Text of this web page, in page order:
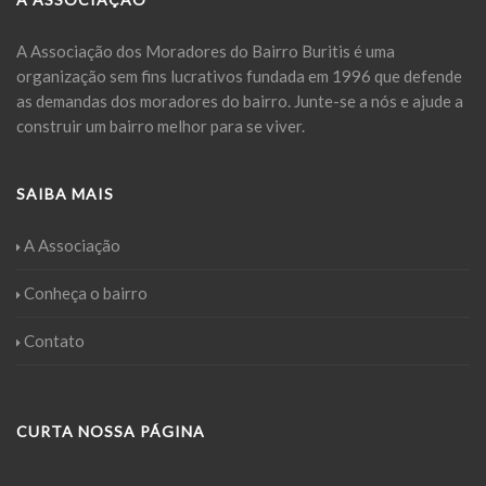
A Associação dos Moradores do Bairro Buritis é uma
organização sem fins lucrativos fundada em 1996 que defende
as demandas dos moradores do bairro. Junte-se a nós e ajude a
construir um bairro melhor para se viver.
SAIBA MAIS
A Associação
Conheça o bairro
Contato
CURTA NOSSA PÁGINA